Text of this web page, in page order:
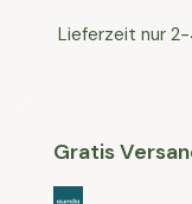
Lieferzeit nur
Gratis